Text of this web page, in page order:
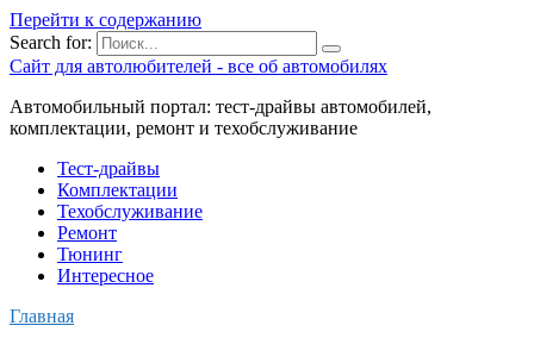
Перейти к содержанию
Search for:
Сайт для автолюбителей - все об автомобилях
Автомобильный портал: тест-драйвы автомобилей,
комплектации, ремонт и техобслуживание
Тест-драйвы
Комплектации
Техобслуживание
Ремонт
Тюнинг
Интересное
Главная